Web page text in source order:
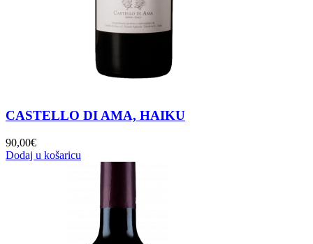
CASTELLO DI AMA, HAIKU
90,00€
Dodaj u košaricu